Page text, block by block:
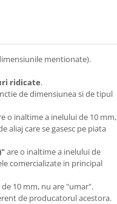
mentionate).
ridicate.
de dimensiunea si de tipul
o inaltime a inelului de 10 mm,
aliaj care se gasesc pe piata
are o inaltime a inelului de
comercializate in principal
10 mm, nu are "umar".
de producatorul acestora.